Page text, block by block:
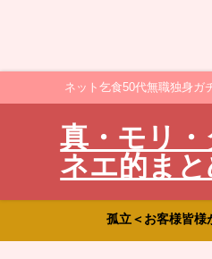
ネット乞食50代無職独身ガ
真・モリ
ネエ的ま
孤立＜お客様皆様